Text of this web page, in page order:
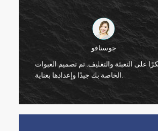
فيكتور
شكرا لك زوي.